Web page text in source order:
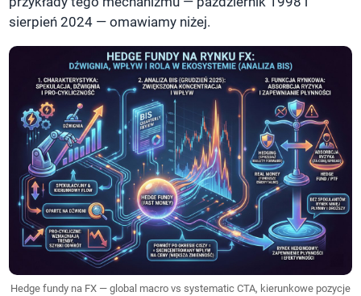
sierpień 2024 — omawiamy niżej.
Hedge fundy na FX — global macro vs systematic CTA, kierunkowe pozycje